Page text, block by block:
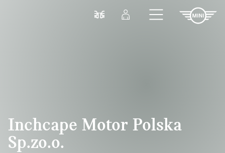
Przejdź do głównej treści
Porównaj Zaloguj się
Inchcape Motor Polska
Sp.zo.o.